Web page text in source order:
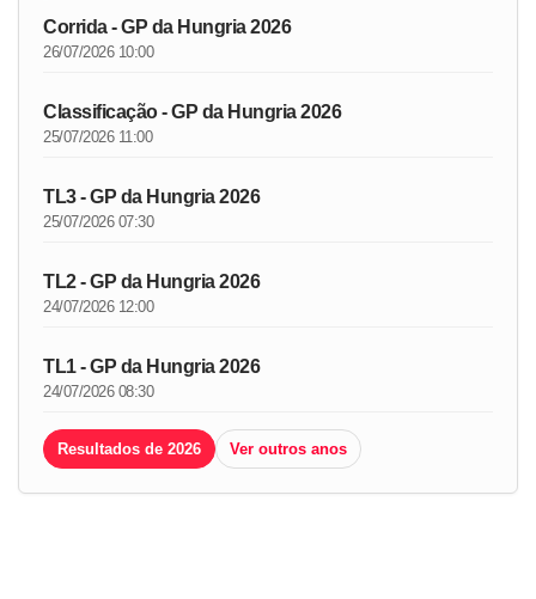
Corrida - GP da Hungria 2026
26/07/2026 10:00
Classificação - GP da Hungria 2026
25/07/2026 11:00
TL3 - GP da Hungria 2026
25/07/2026 07:30
TL2 - GP da Hungria 2026
24/07/2026 12:00
TL1 - GP da Hungria 2026
24/07/2026 08:30
Resultados de 2026 Ver outros anos